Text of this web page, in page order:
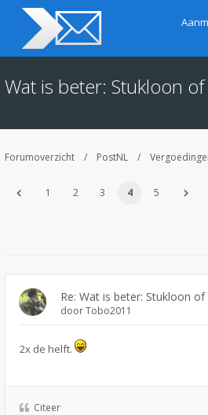
Wat is beter: Stukloon
Forumoverzicht PostNL
1 2 3 4 5
Re: Wat is beter: Stukloon
doorTobo2011
2x de helft.
Citeer